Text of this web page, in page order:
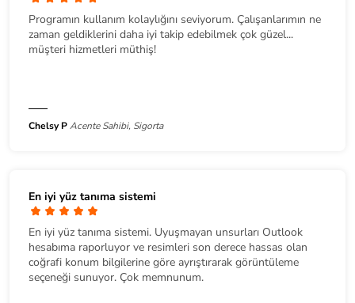
Programın kullanım kolaylığını seviyorum. Çalışanlarımın ne
zaman geldiklerini daha iyi takip edebilmek çok güzel...
müşteri hizmetleri müthiş!
Chelsy PAcente Sahibi, Sigorta
En iyi yüz tanıma sistemi
En iyi yüz tanıma sistemi. Uyuşmayan unsurları Outlook
hesabıma raporluyor ve resimleri son derece hassas olan
coğrafi konum bilgilerine göre ayrıştırarak görüntüleme
seçeneği sunuyor. Çok memnunum.